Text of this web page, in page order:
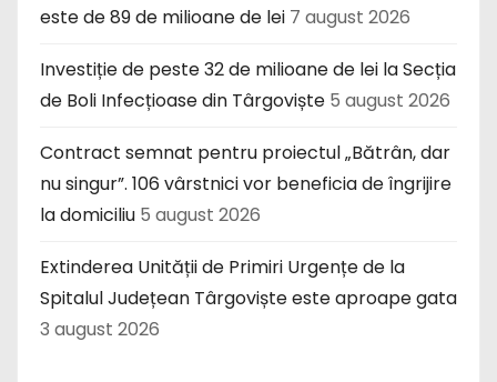
este de 89 de milioane de lei 7 august 2026
Investiție de peste 32 de milioane de lei la Secția
de Boli Infecțioase din Târgoviște 5 august 2026
Contract semnat pentru proiectul „Bătrân, dar
nu singur”. 106 vârstnici vor beneficia de îngrijire
la domiciliu 5 august 2026
Extinderea Unității de Primiri Urgențe de la
Spitalul Județean Târgoviște este aproape gata
3 august 2026